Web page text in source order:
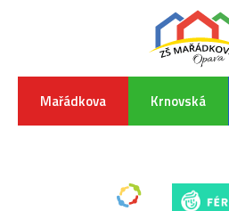
Mařádkova Krnovská